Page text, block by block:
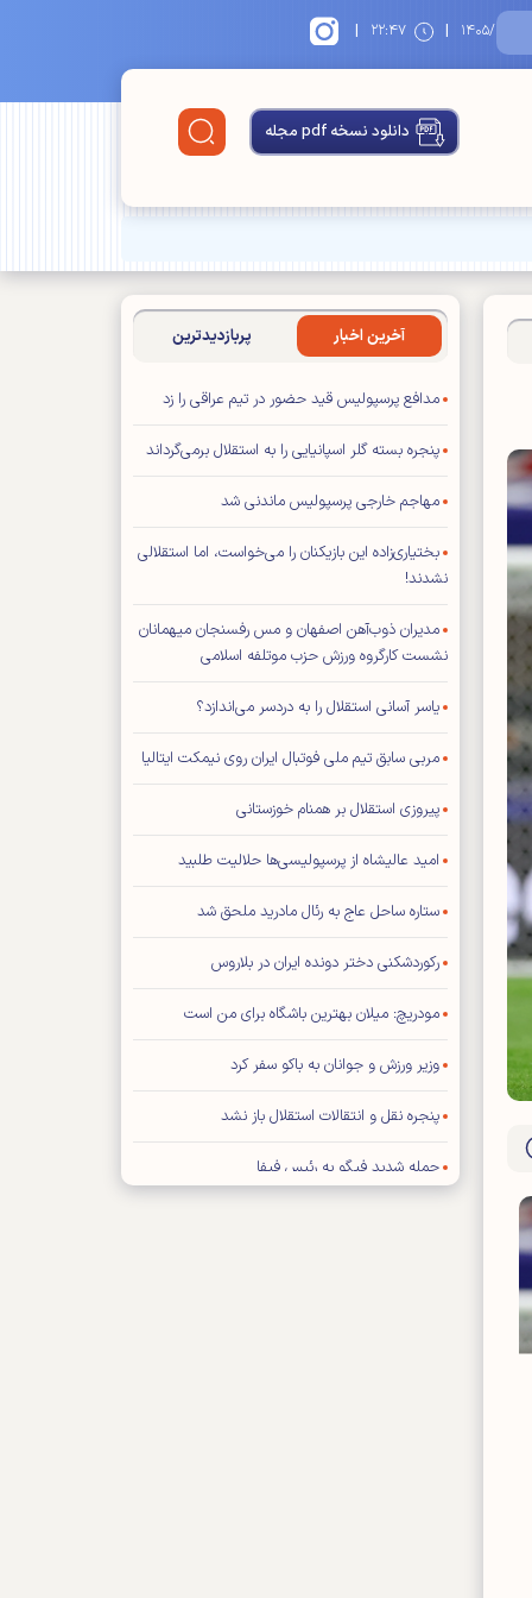
| ۲۲:۴۷ |
دانلود نسخه pdf مجله
آخرین اخبار پربازدیدترین
مدافع پرسپولیس قید حضور در تیم عراقی را زد
پنجره بسته گلر اسپانیایی را به استقلال برمی‌گرداند
مهاجم خارجی پرسپولیس ماندنی شد
بختیاری‌زاده این بازیکنان را می‌خواست، اما استقلالی
نشدند!
مدیران ذوب‌آهن اصفهان و مس رفسنجان میهمانان
نشست کارگروه ورزش حزب موتلفه اسلامی
یاسر آسانی استقلال را به دردسر می‌اندازد؟
مربی سابق تیم ملی فوتبال ایران روی نیمکت ایتالیا
پیروزی استقلال بر همنام خوزستانی
امید عالیشاه از پرسپولیسی‌ها حلالیت طلبید
ستاره ساحل عاج به رئال مادرید ملحق شد
رکوردشکنی دختر دونده ایران در بلاروس
مودریچ: میلان بهترین باشگاه برای من است
وزیر ورزش و جوانان به باکو سفر کرد
پنجره نقل و انتقالات استقلال باز نشد
حمله شدید فیگو به رئیس فیفا